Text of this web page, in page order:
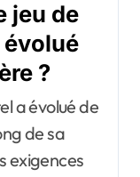
jeu de
?
a évolué de
de sa
exigences